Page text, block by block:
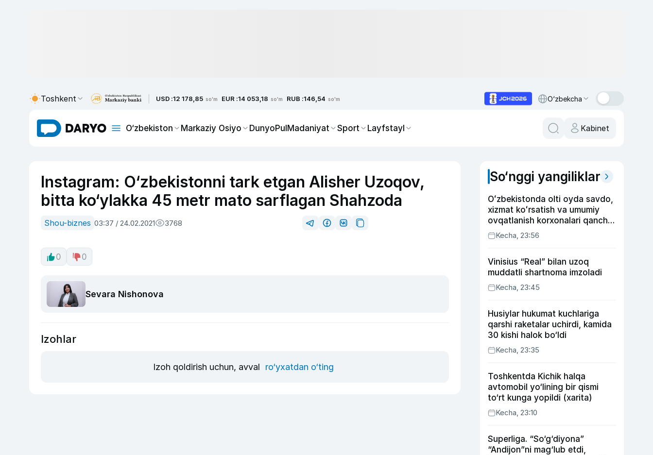
Toshkent USD :12 178,85 so'm EUR :14 053,18 so'm RUB :146,54 so'm O‘zbekcha
O‘zbekiston Markaziy Osiyo DunyoPulMadaniyat Sport Layfstayl Kabinet
Instagram: O‘zbekistonni tark etgan Alisher Uzoqov,
bitta ko‘ylakka 45 metr mato sarflagan Shahzoda
Shou-biznes 03:37 / 24.02.2021 3768
0 0
Sevara Nishonova
Izohlar
Izoh qoldirish uchun, avval ro‘yxatdan o‘ting
So‘nggi yangiliklar
Oʻzbekistonda olti oyda savdo,
xizmat koʻrsatish va umumiy
ovqatlanish korxonalari qancha
soliq toʻlagani ochiqlandi
Kecha, 23:56
Vinisius “Real” bilan uzoq
muddatli shartnoma imzoladi
Kecha, 23:45
Husiylar hukumat kuchlariga
qarshi raketalar uchirdi, kamida
30 kishi halok bo‘ldi
Kecha, 23:35
Toshkentda Kichik halqa
avtomobil yo‘lining bir qismi
to‘rt kunga yopildi (xarita)
Kecha, 23:10
Superliga. “So‘g‘diyona”
“Andijon”ni mag‘lub etdi,